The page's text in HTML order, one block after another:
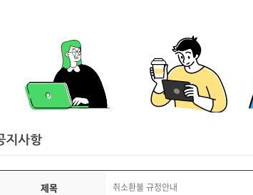
제목 취소환불 규정안내